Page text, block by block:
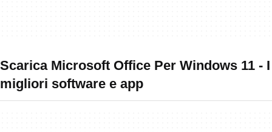
Scarica Microsoft Office Per Windows 11 - I
migliori software e app